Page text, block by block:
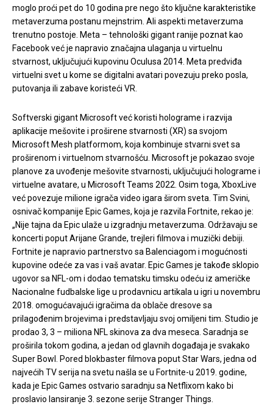
moglo proći pet do 10 godina pre nego što ključne karakteristike
metaverzuma postanu mejnstrim. Ali aspekti metaverzuma
trenutno postoje. Meta – tehnološki gigant ranije poznat kao
Facebook već je napravio značajna ulaganja u virtuelnu
stvarnost, uključujući kupovinu Oculusa 2014. Meta predviđa
virtuelni svet u kome se digitalni avatari povezuju preko posla,
putovanja ili zabave koristeći VR.
Softverski gigant Microsoft već koristi holograme i razvija
aplikacije mešovite i proširene stvarnosti (XR) sa svojom
Microsoft Mesh platformom, koja kombinuje stvarni svet sa
proširenom i virtuelnom stvarnošću. Microsoft je pokazao svoje
planove za uvođenje mešovite stvarnosti, uključujući holograme i
virtuelne avatare, u Microsoft Teams 2022. Osim toga, XboxLive
već povezuje milione igrača video igara širom sveta. Tim Svini,
osnivač kompanije Epic Games, koja je razvila Fortnite, rekao je:
„Nije tajna da Epic ulaže u izgradnju metaverzuma. Održavaju se
koncerti poput Arijane Grande, trejleri filmova i muzički debiji.
Fortnite je napravio partnerstvo sa Balenciagom i mogućnosti
kupovine odeće za vas i vaš avatar. Epic Games je takođe sklopio
ugovor sa NFL-om i dodao tematsku timsku odeću iz američke
Nacionalne fudbalske lige u prodavnicu artikala u igri u novembru
2018. omogućavajući igračima da oblače dresove sa
prilagođenim brojevima i predstavljaju svoj omiljeni tim. Studio je
prodao 3, 3 – miliona NFL skinova za dva meseca. Saradnja se
proširila tokom godina, a jedan od glavnih događaja je svakako
Super Bowl. Pored blokbaster filmova poput Star Wars, jedna od
najvećih TV serija na svetu našla se u Fortnite-u 2019. godine,
kada je Epic Games ostvario saradnju sa Netflixom kako bi
proslavio lansiranje 3. sezone serije Stranger Things.